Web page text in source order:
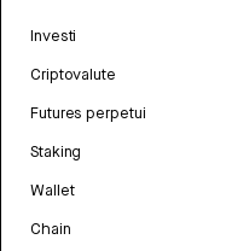
Investi
Criptovalute
Futures perpetui
Staking
Wallet
Chain